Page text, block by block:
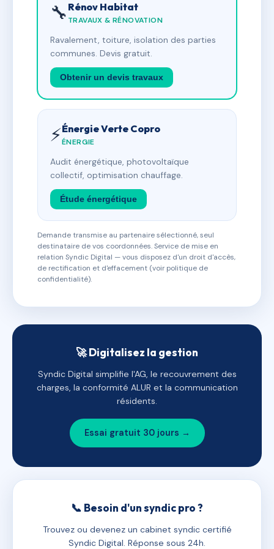
🔧 Rénov Habitat
TRAVAUX & RÉNOVATION
Ravalement, toiture, isolation des parties
communes. Devis gratuit.
Obtenir un devis travaux
⚡Énergie Verte Copro
ÉNERGIE
Audit énergétique, photovoltaïque
collectif, optimisation chauffage.
Étude énergétique
Demande transmise au partenaire sélectionné, seul
destinataire de vos coordonnées. Service de mise en
relation Syndic Digital — vous disposez d'un droit d'accès,
de rectification et d'effacement (voir politique de
confidentialité).
🚀 Digitalisez la gestion
Syndic Digital simplifie l'AG, le recouvrement des
charges, la conformité ALUR et la communication
résidents.
Essai gratuit 30 jours →
📞 Besoin d'un syndic pro ?
Trouvez ou devenez un cabinet syndic certifié
Syndic Digital. Réponse sous 24h.